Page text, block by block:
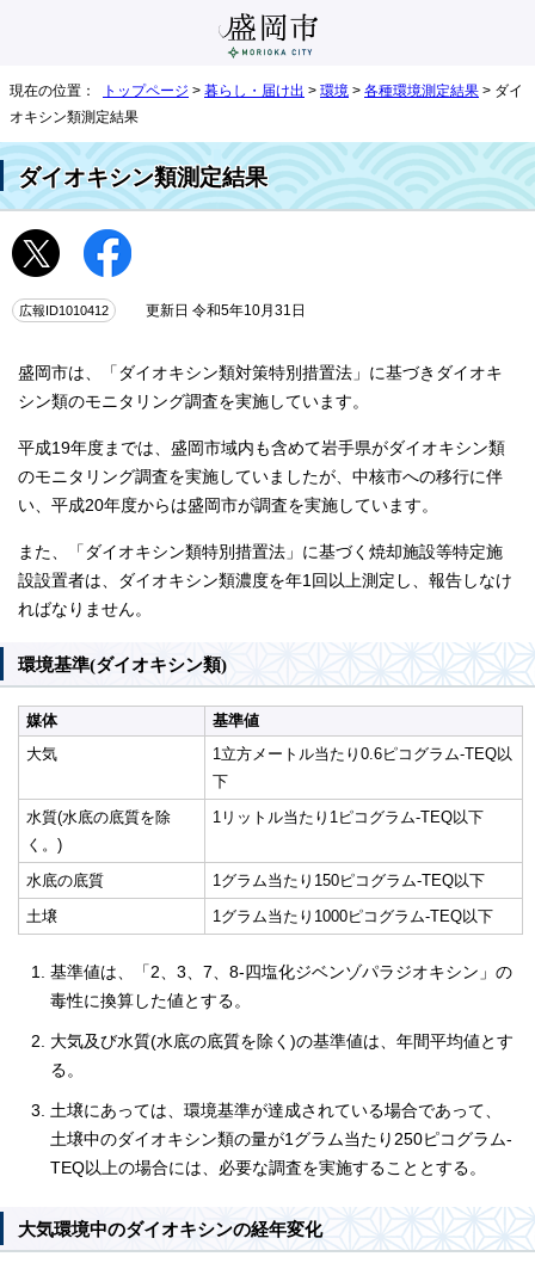
現在の位置： トップページ > 暮らし・届け出 > 環境 > 各種環境測定結果 > ダイ
オキシン類測定結果
ダイオキシン類測定結果
広報ID1010412 更新日 令和5年10月31日
盛岡市は、「ダイオキシン類対策特別措置法」に基づきダイオキ
シン類のモニタリング調査を実施しています。
平成19年度までは、盛岡市域内も含めて岩手県がダイオキシン類
のモニタリング調査を実施していましたが、中核市への移行に伴
い、平成20年度からは盛岡市が調査を実施しています。
また、「ダイオキシン類特別措置法」に基づく焼却施設等特定施
設設置者は、ダイオキシン類濃度を年1回以上測定し、報告しなけ
ればなりません。
環境基準(ダイオキシン類)
媒体
基準値
大気
1立方メートル当たり0.6ピコグラム-TEQ以
下
水質(水底の底質を除
く。)
1リットル当たり1ピコグラム-TEQ以下
水底の底質
1グラム当たり150ピコグラム-TEQ以下
土壌
1グラム当たり1000ピコグラム-TEQ以下
基準値は、「2、3、7、8-四塩化ジベンゾパラジオキシン」の
毒性に換算した値とする。
大気及び水質(水底の底質を除く)の基準値は、年間平均値とす
る。
土壌にあっては、環境基準が達成されている場合であって、
土壌中のダイオキシン類の量が1グラム当たり250ピコグラム-
TEQ以上の場合には、必要な調査を実施することとする。
大気環境中のダイオキシンの経年変化